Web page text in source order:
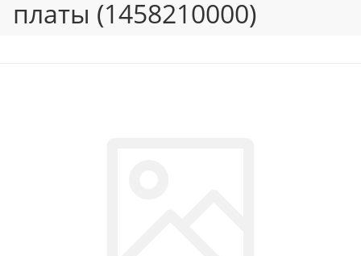
платы (1458210000)